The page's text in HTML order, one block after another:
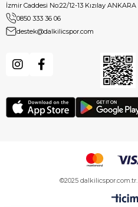
İzmir Caddesi No:22/12-13 Kızılay ANKARA
0850 333 36 06
destek@dalkilicspor.com
©2025 dalkilicspor.com.tr.